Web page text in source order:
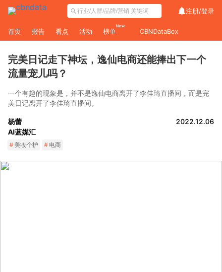
注册/登录
首页 报告 看点 活动 榜单
New
CBNDataBox
完美日记走下神坛，逸仙电商还能捧出下一个
流量宠儿吗？
一个有趣的现象是，并不是逸仙电商离开了李佳琦直播间，而是完
美日记离开了李佳琦直播间。
杨蕾
AI蓝媒汇
2022.12.06
#美妆个护 # 电商